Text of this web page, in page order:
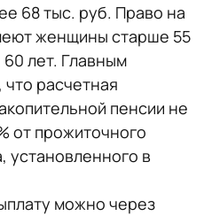
68 тыс. руб. Право на
женщины старше 55
лет. Главным
расчетная
пенсии не
от прожиточного
установленного в
можно через